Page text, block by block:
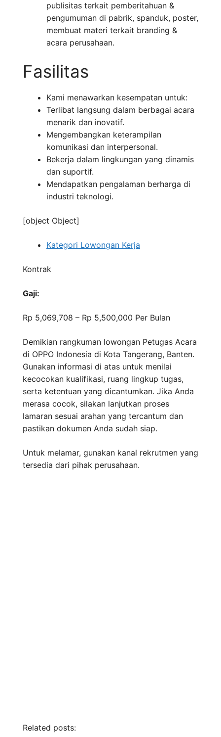
publisitas terkait pemberitahuan &
pengumuman di pabrik, spanduk, poster,
membuat materi terkait branding &
acara perusahaan.
Fasilitas
Kami menawarkan kesempatan untuk:
Terlibat langsung dalam berbagai acara
menarik dan inovatif.
Mengembangkan keterampilan
komunikasi dan interpersonal.
Bekerja dalam lingkungan yang dinamis
dan suportif.
Mendapatkan pengalaman berharga di
industri teknologi.
[object Object]
Kategori Lowongan Kerja
Kontrak
Gaji:
Rp 5,069,708 – Rp 5,500,000 Per Bulan
Demikian rangkuman lowongan Petugas Acara
di OPPO Indonesia di Kota Tangerang, Banten.
Gunakan informasi di atas untuk menilai
kecocokan kualifikasi, ruang lingkup tugas,
serta ketentuan yang dicantumkan. Jika Anda
merasa cocok, silakan lanjutkan proses
lamaran sesuai arahan yang tercantum dan
pastikan dokumen Anda sudah siap.
Untuk melamar, gunakan kanal rekrutmen yang
tersedia dari pihak perusahaan.
Related posts: